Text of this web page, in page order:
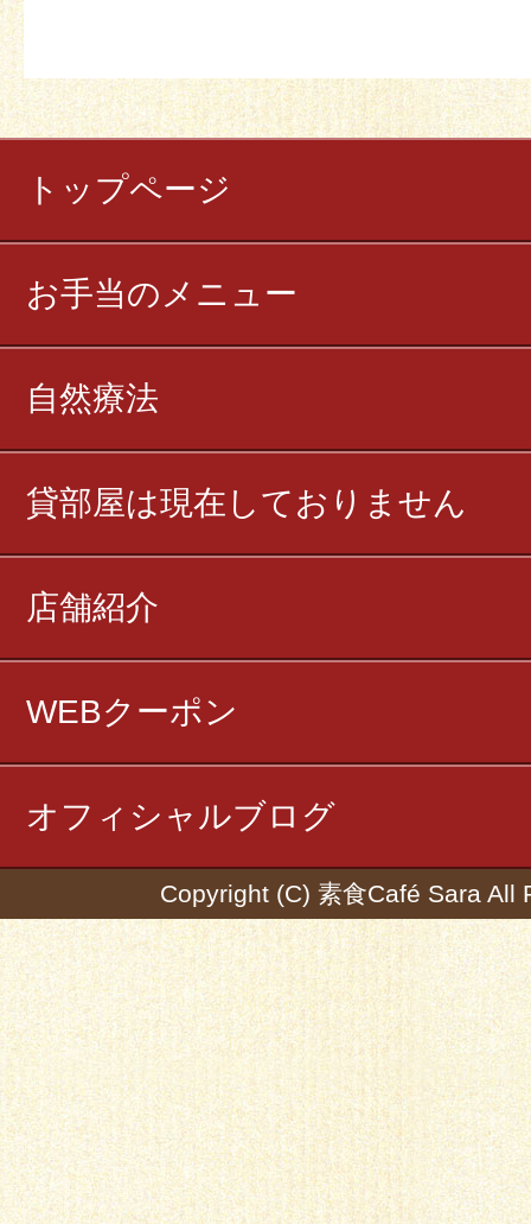
トップページ
お手当のメニュー
自然療法
貸部屋は現在しておりません
店舗紹介
WEBクーポン
オフィシャルブログ
Copyright (C) 素食Café Sara All